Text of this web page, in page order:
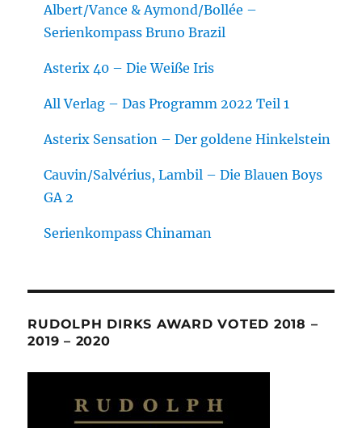
Albert/Vance & Aymond/Bollée –
Serienkompass Bruno Brazil
Asterix 40 – Die Weiße Iris
All Verlag – Das Programm 2022 Teil 1
Asterix Sensation – Der goldene Hinkelstein
Cauvin/Salvérius, Lambil – Die Blauen Boys
GA 2
Serienkompass Chinaman
RUDOLPH DIRKS AWARD VOTED 2018 –
2019 – 2020